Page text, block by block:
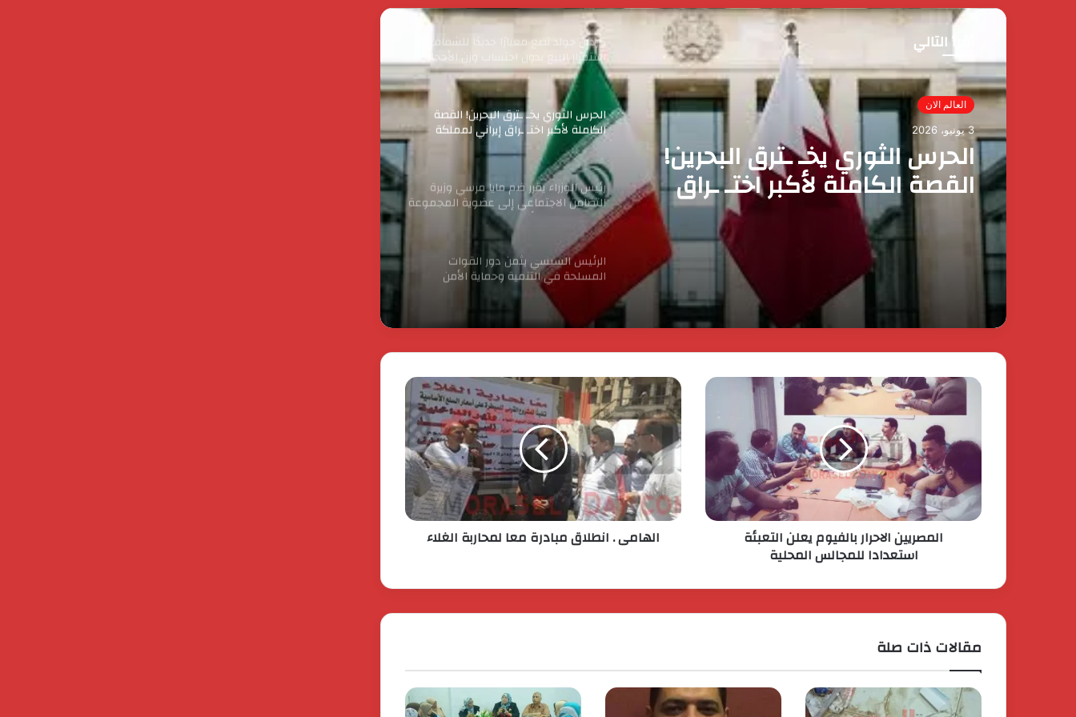
أقرأ التالي
العالم الان
الحرس الثوري يخـ ـترق البحرين!
القصة الكاملة لأكبر اختـ ـراق
إيراني لمملكة البحرين؟
مصر الآن
3 يونيو، 2026
رئيس الوزراء يقرر ضم مايا مرسي
وزيرة التضامن الاجتماعي إلى
عضوية المجموعة الوزارية لريادة
الأعمال
حتي يناير المقبل
الحرس الثوري يخـ ـترق البحرين! القصة
الكاملة لأكبر اختـ ـراق إيراني لمملكة
البحرين؟
رئيس الوزراء يقرر ضم مايا مرسي وزيرة
التضامن الاجتماعي إلى عضوية المجموعة
الوزارية لريادة الأعمال
الرئيس السيسي يثمن دور القوات
المسلحة في التنمية وحماية الأمن
القومي
الدكتور محسن السيد.. نموذج للإدارة
الناجحة والانضباط المهنى بأوقاف الفيوم
انطلاق شركة « ZEE Properties» بالسوق
العقاري المصري بمحفظة مشروعات
افتتاح المبنى الرئيسي لمستشفى الناس
باسم الراحل خميس عصفور
ستيلانتس تكشف عن خطتها الاستراتيجية
بقيمة 60 مليار يورو. لتسريع النمو وتعزيز
الربحية
كردان جولد تضع معيارًا جديدًا للشفافية :
استمرار البيع بدون احتساب وزن الأحجار
المصريين الاحرار بالفيوم يعلن التعبئة
استعدادا للمجالس المحلية
الهامى . انطلاق مبادرة معا لمحاربة الغلاء
مقالات ذات صلة